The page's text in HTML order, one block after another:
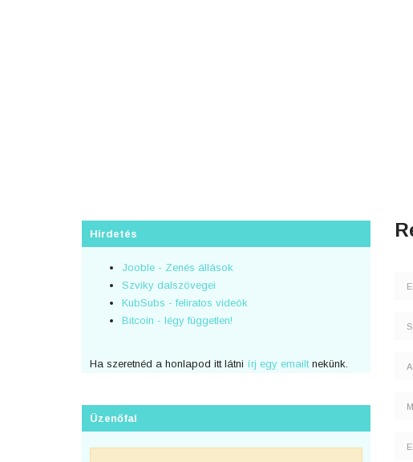
Hirdetés
Jooble - Zenés állások
Szviky dalszövegei
KubSubs - feliratos videók
Bitcoin - légy független!
Ha szeretnéd a honlapod itt látni írj egy emailtnekünk.
Üzenőfal